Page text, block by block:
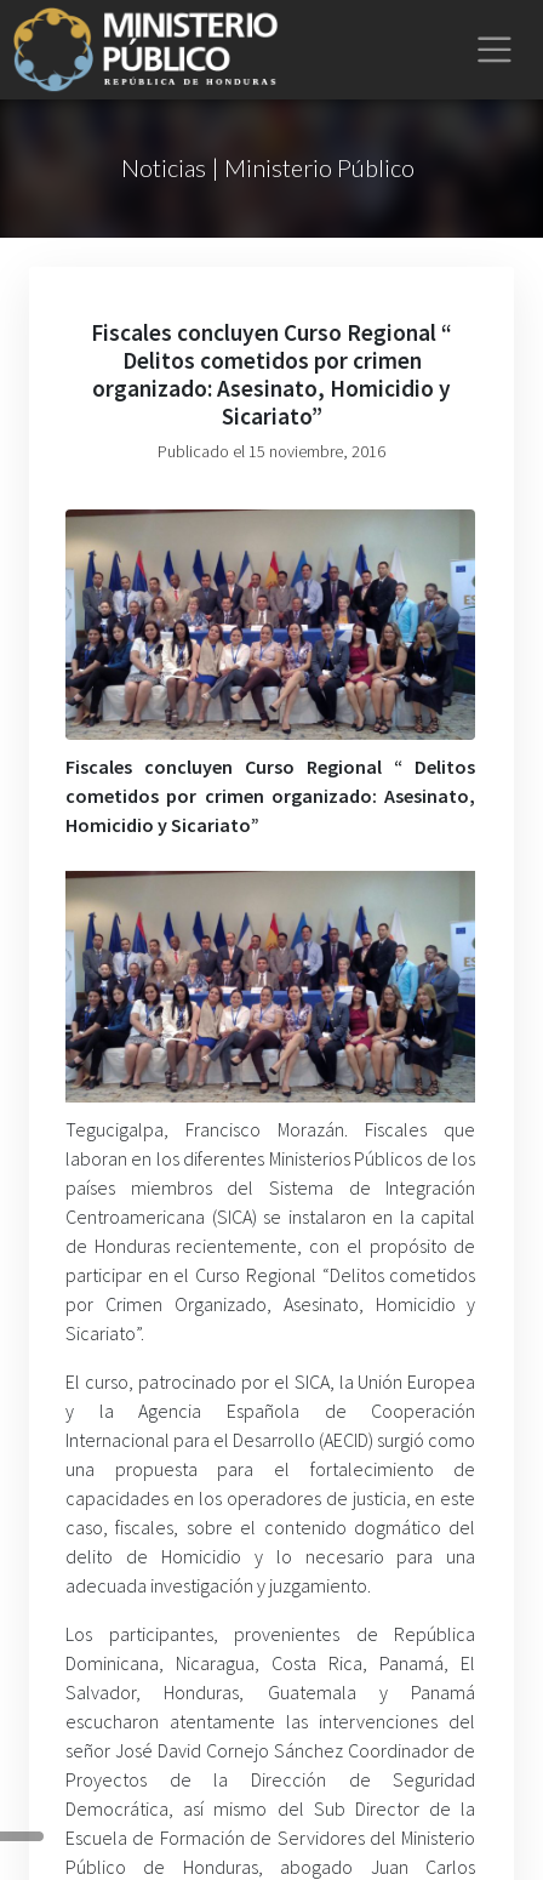
Noticias | Ministerio Público
Fiscales concluyen Curso Regional “
Delitos cometidos por crimen
organizado: Asesinato, Homicidio y
Sicariato”
Publicado el 15 noviembre, 2016
Fiscales concluyen Curso Regional “ Delitos
cometidos por crimen organizado: Asesinato,
Homicidio y Sicariato”
Tegucigalpa, Francisco Morazán. Fiscales que
laboran en los diferentes Ministerios Públicos de los
países miembros del Sistema de Integración
Centroamericana (SICA) se instalaron en la capital
de Honduras recientemente, con el propósito de
participar en el Curso Regional “Delitos cometidos
por Crimen Organizado, Asesinato, Homicidio y
Sicariato”.
El curso, patrocinado por el SICA, la Unión Europea
y la Agencia Española de Cooperación
Internacional para el Desarrollo (AECID) surgió como
una propuesta para el fortalecimiento de
capacidades en los operadores de justicia, en este
caso, fiscales, sobre el contenido dogmático del
delito de Homicidio y lo necesario para una
adecuada investigación y juzgamiento.
Los participantes, provenientes de República
Dominicana, Nicaragua, Costa Rica, Panamá, El
Salvador, Honduras, Guatemala y Panamá
escucharon atentamente las intervenciones del
señor José David Cornejo Sánchez Coordinador de
Proyectos de la Dirección de Seguridad
Democrática, así mismo del Sub Director de la
Escuela de Formación de Servidores del Ministerio
Público de Honduras, abogado Juan Carlos